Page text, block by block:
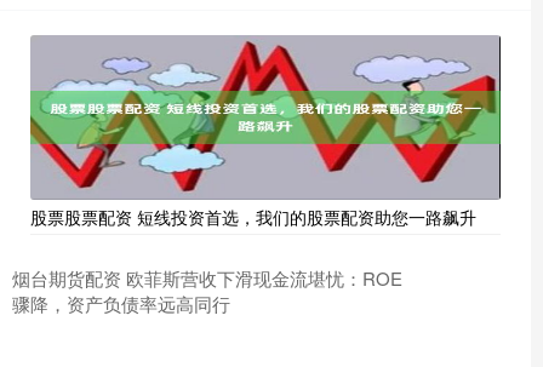
股票股票配资 短线投资首选，我们的股票配资助您一路飙升
烟台期货配资 欧菲斯营收下滑现金流堪忧：ROE
骤降，资产负债率远高同行